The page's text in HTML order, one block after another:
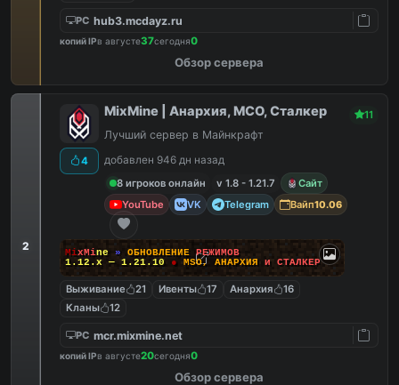
PC hub3.mcdayz.ru
копий IPв августе37сегодня0
Обзор сервера
2
4
MixMine | Анархия, МСО, Сталкер 11
Лучший сервер в Майнкрафт
добавлен 946 дн назад
8 игроков онлайн
v 1.8 - 1.21.7
Сайт
YouTube
VK Telegram Вайп10.06
MixMine » ОБНОВЛЕНИЕ РЕЖИМОВ
1.12.x — 1.21.10
● MSO, АНАРХИЯ и СТАЛКЕР
Выживание 21 Ивенты 17 Анархия
16
Кланы
12
PC mcr.mixmine.net
копий IPв августе20сегодня0
Обзор сервера